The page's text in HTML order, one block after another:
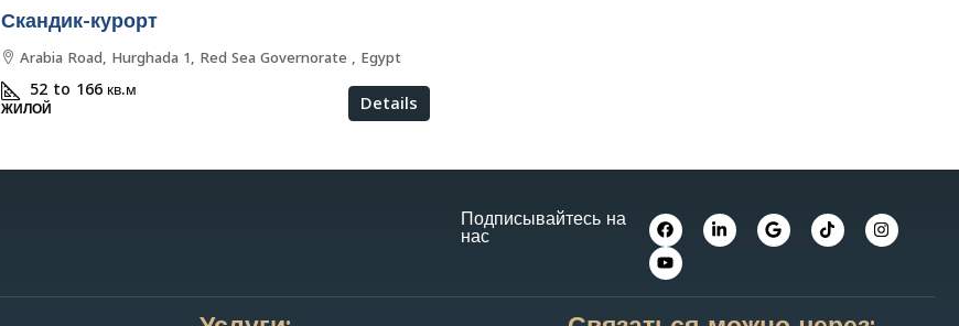
Скандик-курорт
Arabia Road, Hurghada 1, Red Sea Governorate , Egypt
52 to 166кв.м
ЖИЛОЙ Details
Подписывайтесь на
нас